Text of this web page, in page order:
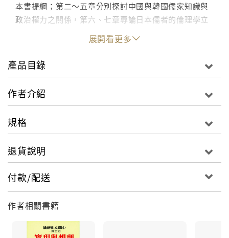
本書提綱；第二～五章分別探討中國與韓國儒家知識與
政治權力之關係，第六、七章專論日本儒者的倫理學立
場與「中國」論述；第八、九章則探討東亞「儒家教育
哲學」與「王道文化」在21世紀的新啟示與大中華的道
路；第十章則回應日本思想史名家山室信一的東亞思想
史研究的「方法論」。
展開看更多
產品目錄
作者介紹
規格
退貨說明
付款/配送
作者相關書籍